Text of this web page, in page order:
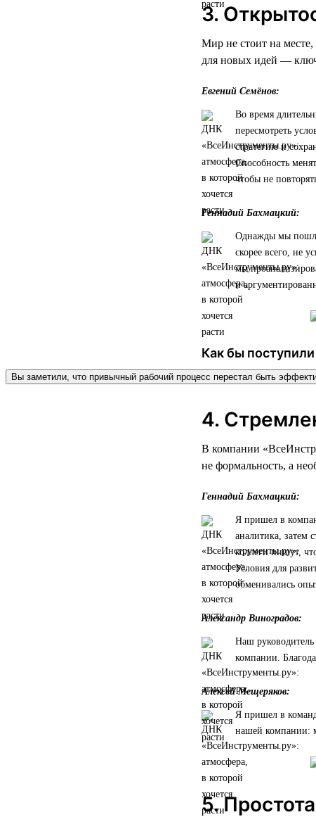
3.
Мир не стоит на
для новых идей —
Евгений Семёнов:
Во время
пересмотреть
стратегию и
Способность
чтобы не
Геннадий Бахмацкий:
Однажды мы пошли
скорее всего, не
мы
и
Как бы
Вы заметили, что привычный рабочий процесс перестал быть
4.
В компании
не формальность, а
Геннадий Бахмацкий:
Я пришел в
аналитика, затем
коллеги пишут,
Условия для
обменивались
Александр Виноградов:
Наш
компании.
Алексей Мещеряков:
Я пришел в
нашей компании:
5.